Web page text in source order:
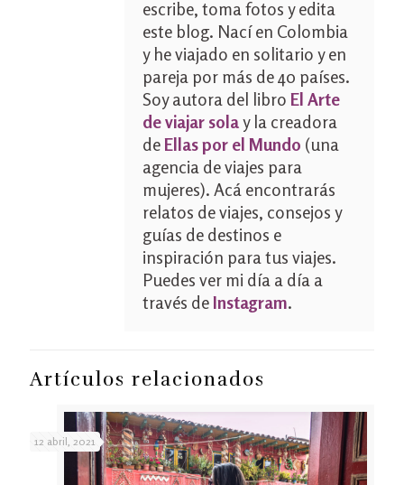
escribe, toma fotos y edita
este blog. Nací en Colombia
y he viajado en solitario y en
pareja por más de 40 países.
Soy autora del libro El Arte
de viajar solay la creadora
deEllas por el Mundo (una
agencia de viajes para
mujeres). Acá encontrarás
relatos de viajes, consejos y
guías de destinos e
inspiración para tus viajes.
Puedes ver mi día a día a
través deInstagram.
Artículos relacionados
12 abril, 2021